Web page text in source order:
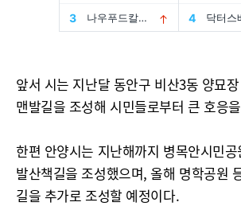
앞서 시는 지난달 동안구 비산3동 양묘
맨발길을 조성해 시민들로부터 큰 호응
한편 안양시는 지난해까지 병목안시민
발산책길을 조성했으며, 올해 명학공원
길을 추가로 조성할 예정이다.